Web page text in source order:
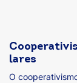
lares
O